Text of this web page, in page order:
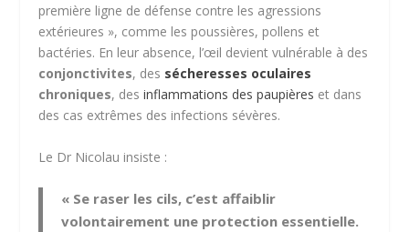
première ligne de défense contre les agressions
extérieures », comme les poussières, pollens et
bactéries. En leur absence, l’œil devient vulnérable à des
conjonctivites, des sécheresses oculaires
chroniques, desinflammations des paupières et dans
des cas extrêmes des infections sévères.
Le Dr Nicolau insiste :
« Se raser les cils, c’est affaiblir
volontairement une protection essentielle.